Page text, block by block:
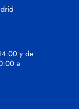
y de
a